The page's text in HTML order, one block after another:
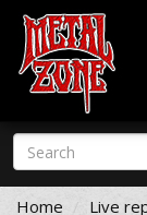
Skip
main
content
Search
form
Search
Home
Live